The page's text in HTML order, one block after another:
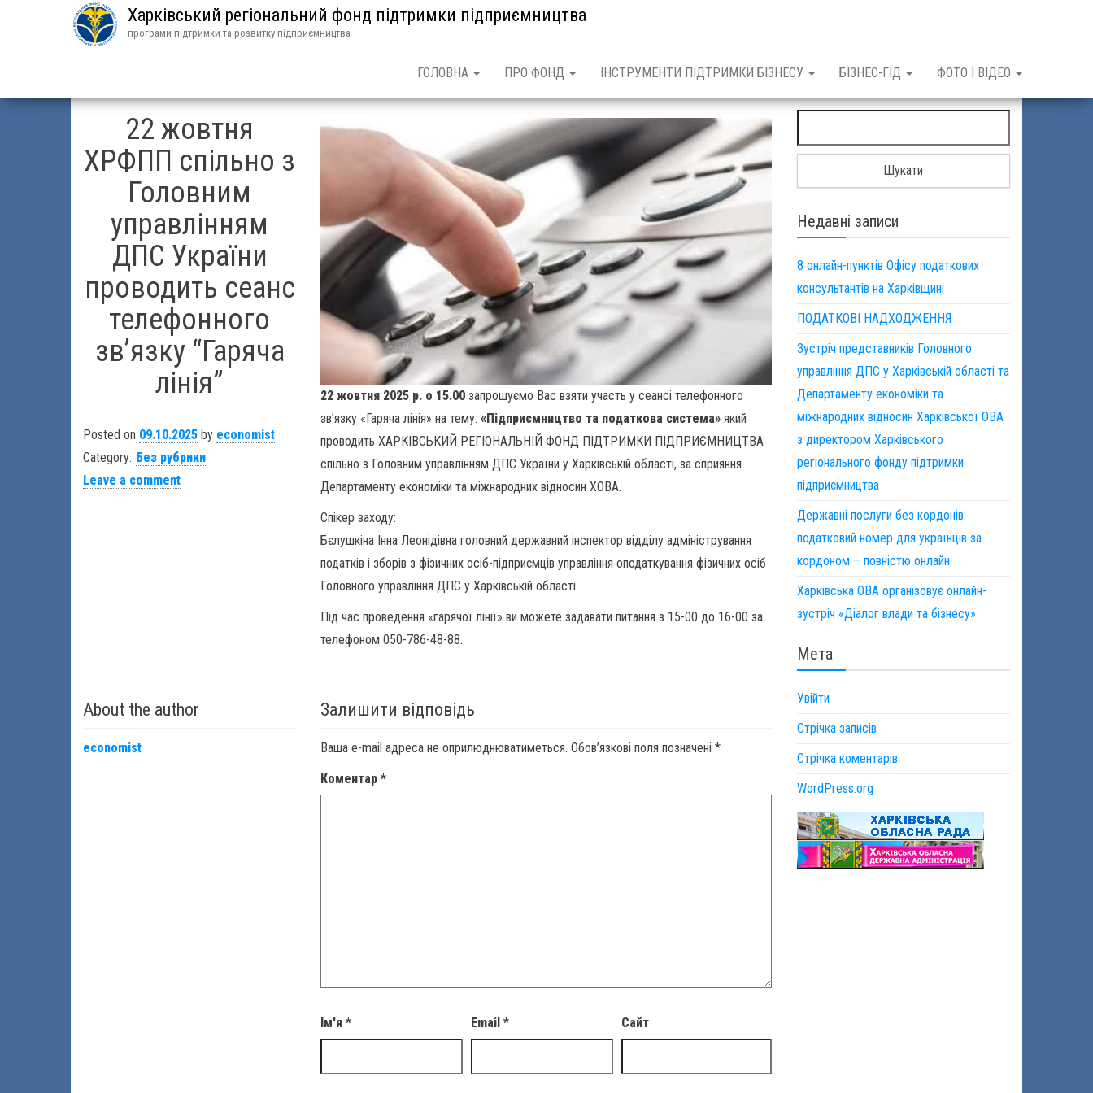
Харківський регіональний фонд підтримки підприємництва
програми підтримки та розвитку підприємництва
ГОЛОВНА ПРО ФОНД ІНСТРУМЕНТИ ПІДТРИМКИ БІЗНЕСУ БІЗНЕС-ГІД ФОТО І ВІДЕО
22 жовтня
ХРФПП спільно з
Головним
управлінням
ДПС України
проводить сеанс
телефонного
зв’язку “Гаряча
лінія”
Posted on 09.10.2025 by economist
Category: Без рубрики
Leave a comment
22 жовтня 2025 р. о 15.00запрошуємо Вас взяти участь у сеансі телефонного
зв’язку «Гаряча лінія» на тему:«Підприємництво та податкова система» який
проводить ХАРКІВСЬКИЙ РЕГІОНАЛЬНІЙ ФОНД ПІДТРИМКИ ПІДПРИЄМНИЦТВА
спільно з Головним управлінням ДПС України у Харківській області, за сприяння
Департаменту економіки та міжнародних відносин ХОВА.
Спікер заходу:
Бєлушкіна Інна Леонідівна головний державний інспектор відділу адміністрування
податків і зборів з фізичних осіб-підприємців управління оподаткування фізичних осіб
Головного управління ДПС у Харківській області
Під час проведення «гарячої лінії» ви можете задавати питання з 15-00 до 16-00 за
телефоном 050-786-48-88.
About the author
economist
Залишити відповідь
Ваша e-mail адреса не оприлюднюватиметься. Обов’язкові поля позначені*
Коментар*
Ім'я* Email* Сайт
Недавні записи
8 онлайн-пунктів Офісу податкових
консультантів на Харківщині
ПОДАТКОВІ НАДХОДЖЕННЯ
Зустріч представників Головного
управління ДПС у Харківській області та
Департаменту економіки та
міжнародних відносин Харківської ОВА
з директором Харківського
регіонального фонду підтримки
підприємництва
Державні послуги без кордонів:
податковий номер для українців за
кордоном – повністю онлайн
Харківська ОВА організовує онлайн-
зустріч «Діалог влади та бізнесу»
Мета
Увійти
Стрічка записів
Стрічка коментарів
WordPress.org